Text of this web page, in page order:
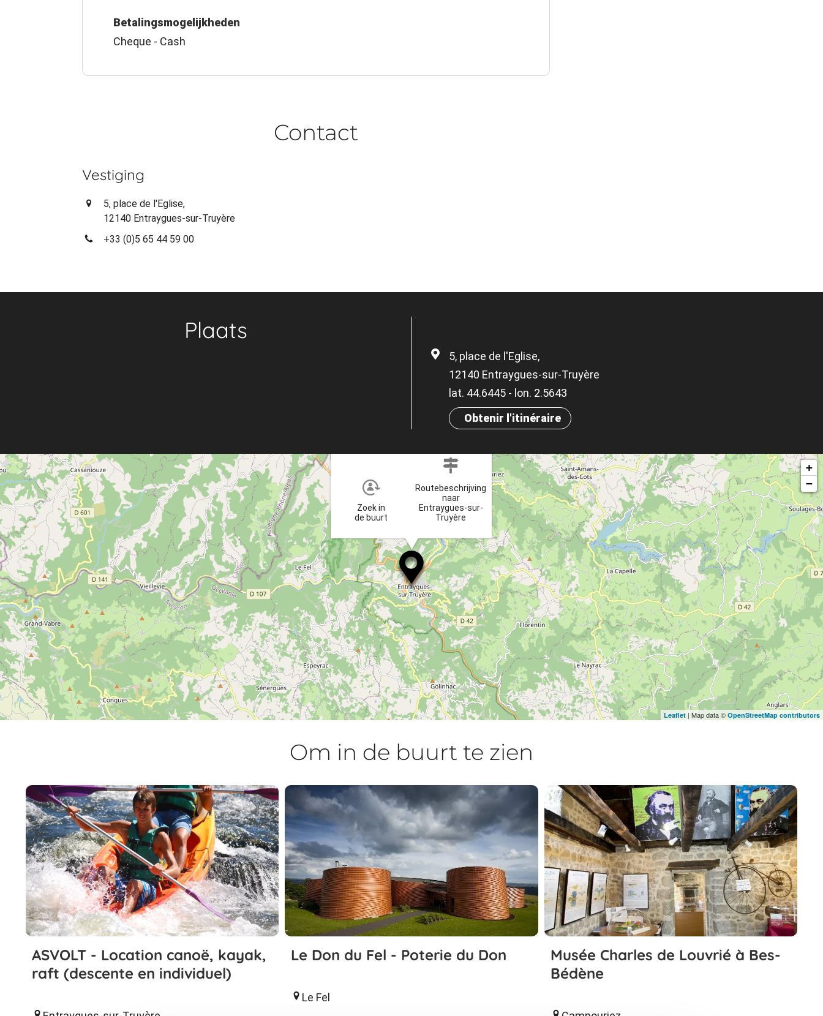
Betalingsmogelijkheden
Cheque - Cash
Contact
Vestiging
5, place de l'Eglise,
12140 Entraygues-sur-Truyère
+33 (0)5 65 44 59 00
Plaats
5, place de l'Eglise,
12140 Entraygues-sur-Truyère
lat. 44.6445 - lon. 2.5643
Obtenir l'itinéraire
Zoek in
de buurt
Routebeschrijving
naar
Entraygues-sur-
Truyère
+
−
Leaflet | Map data © OpenStreetMap contributors
Om in de buurt te zien
ASVOLT - Location canoë, kayak,
raft (descente en individuel)
Le Don du Fel - Poterie du Don
Le Fel
Musée Charles de Louvrié à Bes-
Bédène